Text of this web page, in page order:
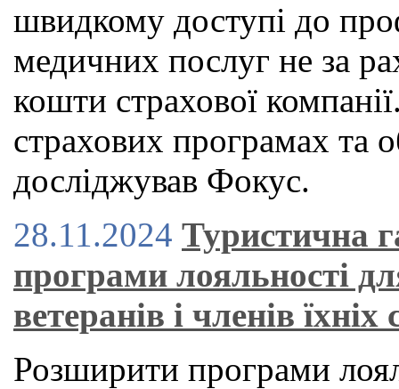
швидкому доступі до
медичних послуг не за
кошти страхової
страхових програмах та
досліджував Фокус.
28.11.2024 Туристична
програми лояльності
ветеранів і членів
Розширити програми